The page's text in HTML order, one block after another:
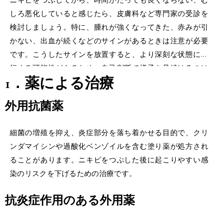
しろ悪化していると感じたら、皮膚科など専門家の受診を
検討しましょう。特に、腫れが強くなってきた、赤みが引
かない、出血が続くなどのサインがあるときは注意が必要
です。こうしたサインを放置すると、より深刻な状態に進
行する可能性があるため、自己判断で様子を見続けるのは
おすすめできません。最近では
ていますが、それらの情報だけを頼りにするのではなく、
1．薬による治療
外用抗菌薬
細菌の増殖を抑え、炎症部分を落ち着かせる目的で、クリ
ンダマイシンや過酸化ベンゾイルを含む塗り薬が処方され
ることがあります。ニキビをつぶした後に起こりやすい感
染のリスクを下げるための治療です。
抗炎症作用のある外用薬